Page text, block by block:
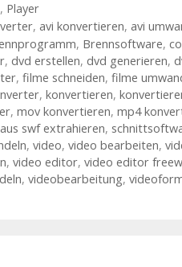
, Player
, avi konvertieren, avi
, Brennsoftware,
, dvd erstellen, dvd generieren,
, filme schneiden, filme
, konvertieren,
, mov konvertieren, mp4
swf extrahieren,
, video, video bearbeiten,
, video editor, video editor
, videobearbeitung,